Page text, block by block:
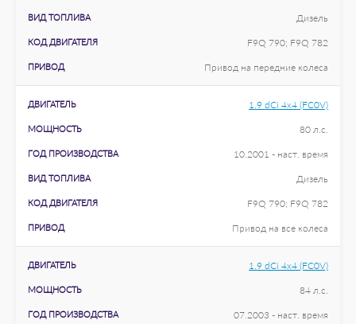
ВИД ТОПЛИВА Дизель
КОД ДВИГАТЕЛЯ F9Q 790; F9Q 782
ПРИВОД Привод на передние колеса
ДВИГАТЕЛЬ 1.9 dCi 4x4 (FC0V)
МОЩНОСТЬ 80 л.с.
ГОД ПРОИЗВОДСТВА 10.2001 - наст. время
ВИД ТОПЛИВА Дизель
КОД ДВИГАТЕЛЯ F9Q 790; F9Q 782
ПРИВОД Привод на все колеса
ДВИГАТЕЛЬ 1.9 dCi 4x4 (FC0V)
МОЩНОСТЬ 84 л.с.
ГОД ПРОИЗВОДСТВА 07.2003 - наст. время